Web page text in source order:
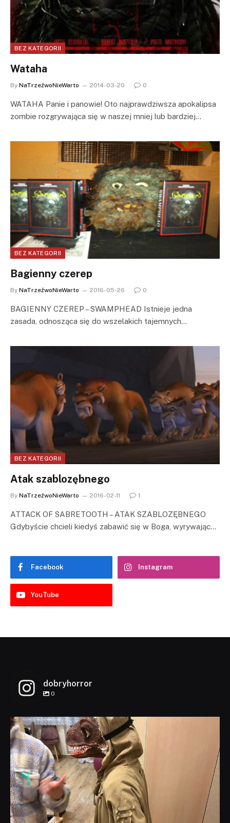
BEZ KATEGORII
Wataha
By NaTrzeźwoNieWarto 2014-03-20 0
WATAHA Panie i panowie! Oto najprawdziwsza apokalipsa
zombie rozgrywająca się w naszej mniej lub bardziej…
BEZ KATEGORII
Bagienny czerep
By NaTrzeźwoNieWarto 2016-05-26 0
BAGIENNY CZEREP – SWAMPHEAD Istnieje jedna
zasada, odnosząca się do wszelakich tajemnych…
BEZ KATEGORII
Atak szablozębnego
By NaTrzeźwoNieWarto 2016-02-11 1
ATTACK OF SABRETOOTH – ATAK SZABLOZĘBNEGO
Gdybyście chcieli kiedyś zabawić się w Boga, wyrywając…
Facebook Instagram
YouTube
dobryhorror
0
dobryhorror
Lis 1